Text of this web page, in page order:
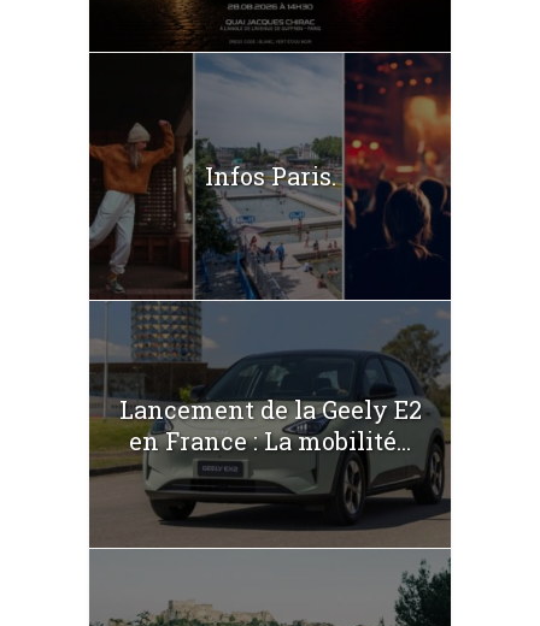
Infos Paris.
Lancement de la Geely E2
en France : La mobilité...